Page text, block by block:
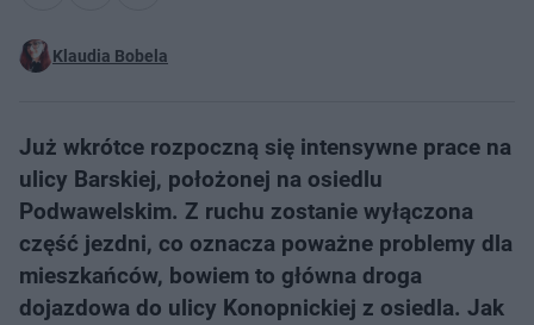
Klaudia Bobela
Już wkrótce rozpoczną się intensywne prace na
ulicy Barskiej, położonej na osiedlu
Podwawelskim. Z ruchu zostanie wyłączona
część jezdni, co oznacza poważne problemy dla
mieszkańców, bowiem to główna droga
dojazdowa do ulicy Konopnickiej z osiedla. Jak